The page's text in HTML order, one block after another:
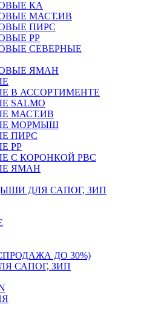
КА
МАСТ.ИВ
ПИРС
РР
СЕВЕРНЫЕ
ЯМАН
В АССОРТИМЕНТЕ
МАСТ.ИВ
МОРМЫШ
ПИРС
РР
С КОРОНКОЙ РВС
ЯМАН
ДЛЯ САПОГ, ЗИП
ДО 30%)
САПОГ, ЗИП